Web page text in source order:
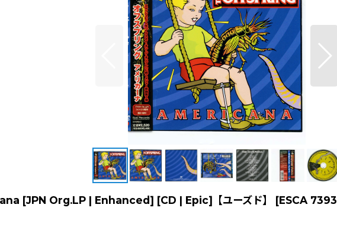
[JPN Org.LP | Enhanced] [CD | Epic]【ユーズド】 [ESCA 7393